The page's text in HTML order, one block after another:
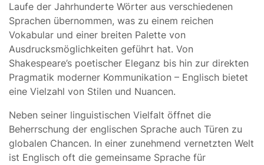
Laufe der Jahrhunderte Wörter aus verschiedenen
Sprachen übernommen, was zu einem reichen
Vokabular und einer breiten Palette von
Ausdrucksmöglichkeiten geführt hat. Von
Shakespeare’s poetischer Eleganz bis hin zur direkten
Pragmatik moderner Kommunikation – Englisch bietet
eine Vielzahl von Stilen und Nuancen.
Neben seiner linguistischen Vielfalt öffnet die
Beherrschung der englischen Sprache auch Türen zu
globalen Chancen. In einer zunehmend vernetzten Welt
ist Englisch oft die gemeinsame Sprache für